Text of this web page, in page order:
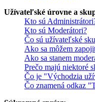
Užívateľské úrovne a
Kto sú
Kto sú Moderátori?
Čo sú užívateľské
Ako sa môžem
Ako sa stanem
Prečo majú niektoré
Čo je "Východzia
Čo znamená odkaz